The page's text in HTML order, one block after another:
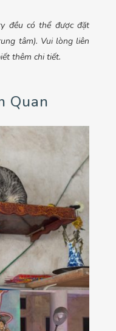
đều có thể được đặt
tâm). Vui lòng liên
thêm chi tiết.
Quan